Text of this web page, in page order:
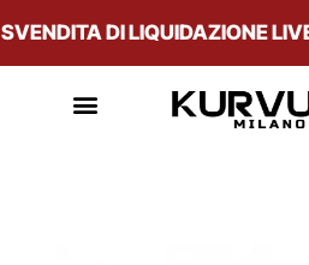
DI LIQUIDAZIONE LIVE!